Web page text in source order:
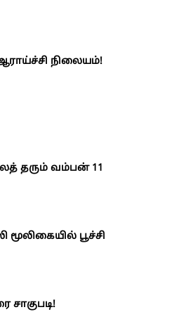
நிலையம்!
தரும் வம்பன் 11
பூச்சி
சாகுபடி!